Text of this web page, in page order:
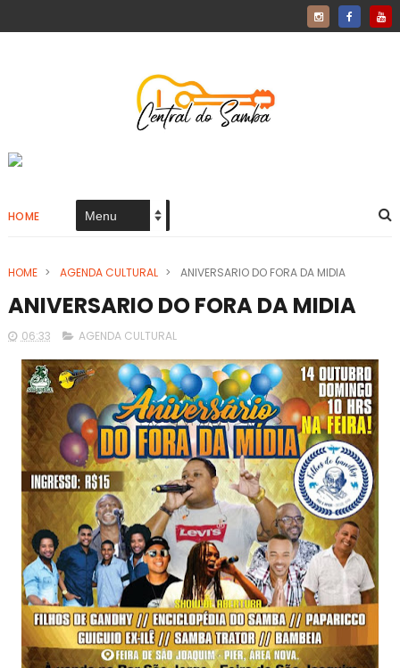
HOME
HOME > AGENDA CULTURAL > ANIVERSARIO DO FORA DA MIDIA
ANIVERSARIO DO FORA DA MIDIA
06:33 AGENDA CULTURAL